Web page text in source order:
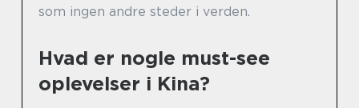
som ingen andre steder i verden.
Hvad er nogle must-see
oplevelser i Kina?